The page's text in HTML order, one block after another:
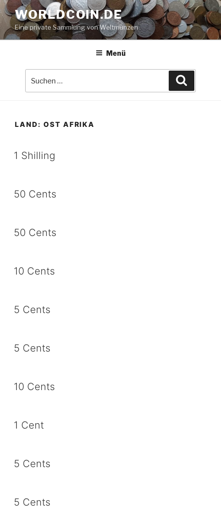
Zum
Inhalt
springen
WORLDCOIN.DE
Eine private Sammlung von Weltmünzen
Menü
LAND: OST AFRIKA
1 Shilling
50 Cents
50 Cents
10 Cents
5 Cents
5 Cents
10 Cents
1 Cent
5 Cents
5 Cents